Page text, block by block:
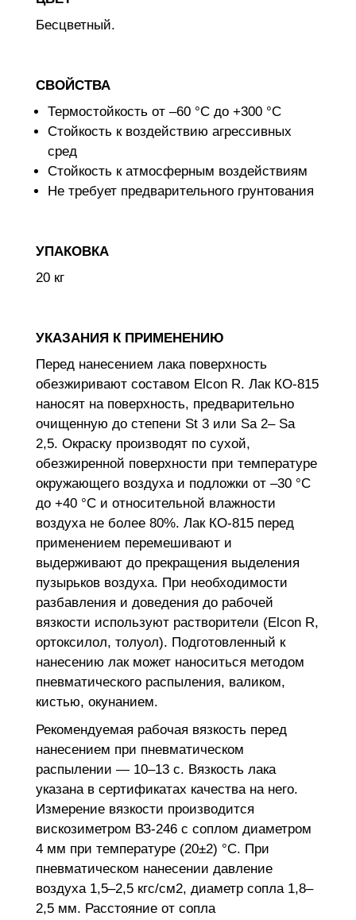
Бесцветный.
СВОЙСТВА
Термостойкость от –60 °С до +300 °С
Стойкость к воздействию агрессивных
сред
Стойкость к атмосферным воздействиям
Не требует предварительного грунтования
УПАКОВКА
20 кг
УКАЗАНИЯ К ПРИМЕНЕНИЮ
Перед нанесением лака поверхность
обезжиривают составом Elcon R. Лак КО-815
наносят на поверхность, предварительно
очищенную до степени St 3 или Sa 2– Sa
2,5. Окраску производят по сухой,
обезжиренной поверхности при температуре
окружающего воздуха и подложки от –30 °С
до +40 °С и относительной влажности
воздуха не более 80%. Лак КО-815 перед
применением перемешивают и
выдерживают до прекращения выделения
пузырьков воздуха. При необходимости
разбавления и доведения до рабочей
вязкости используют растворители (Elcon R,
ортоксилол, толуол). Подготовленный к
нанесению лак может наноситься методом
пневматического распыления, валиком,
кистью, окунанием.
Рекомендуемая рабочая вязкость перед
нанесением при пневматическом
распылении — 10–13 с. Вязкость лака
указана в сертификатах качества на него.
Измерение вязкости производится
вискозиметром ВЗ-246 с соплом диаметром
4 мм при температуре (20±2) °С. При
пневматическом нанесении давление
воздуха 1,5–2,5 кгс/см2, диаметр сопла 1,8–
2,5 мм. Расстояние от сопла